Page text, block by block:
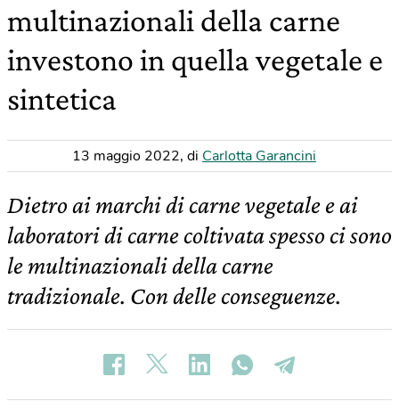
multinazionali della carne
investono in quella vegetale e
sintetica
13 maggio 2022, di Carlotta Garancini
Dietro ai marchi di carne vegetale e ai
laboratori di carne coltivata spesso ci sono
le multinazionali della carne
tradizionale. Con delle conseguenze.